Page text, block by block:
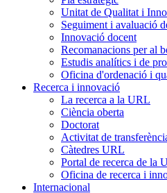
Unitat de Qualitat i
Seguiment i avaluació
Innovació docent
Recomanacions per al
Estudis analítics i de
Oficina d'ordenació i
Recerca i innovació
La recerca a la URL
Ciència oberta
Doctorat
Activitat de
Càtedres URL
Portal de recerca de la
Oficina de recerca i
Internacional